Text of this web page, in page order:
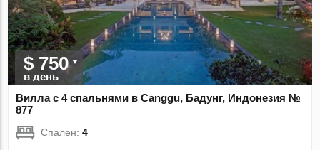
$ 750
в день
Вилла с 4 спальнями в Canggu, Бадунг, Индонезия №
877
Спален:4